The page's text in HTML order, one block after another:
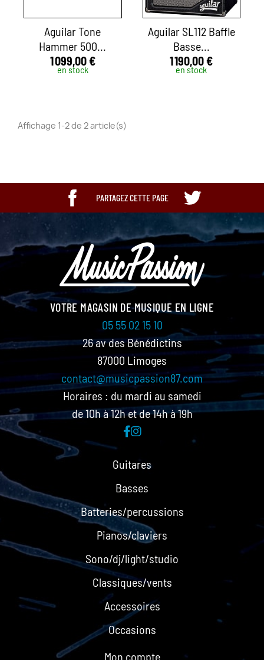
Aguilar Tone
Hammer 500...
1 099,00 €
en stock
Aguilar SL112 Baffle
Basse...
1 190,00 €
en stock
Affichage 1-2 de 2 article(s)
PARTAGEZ CETTE PAGE
Guitares
Basses
Batteries/percussions
Pianos/claviers
Sono/dj/light/studio
Classiques/vents
Accessoires
Occasions
VOTRE MAGASIN DE MUSIQUE EN LIGNE
05 55 02 15 10
26 av des Bénédictins
87000 Limoges
contact@musicpassion87.com
Horaires : du mardi au samedi
de 10h à 12h et de 14h à 19h
Mon compte